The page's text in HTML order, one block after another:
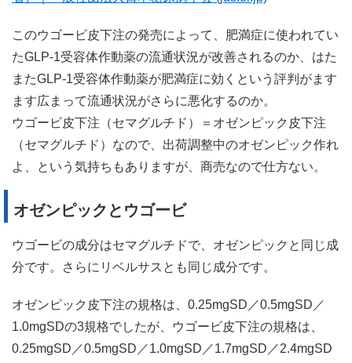
このウゴービ皮下注の発売によって、肥満症に使われてい
たGLP-1受容体作動薬の流通状況が改善されるのか、はた
またGLP-1受容体作動薬が肥満症に効くという評判がます
ます広まって流通状況がさらに悪化するのか。
ウゴービ皮下注（セマグルチド）＝オゼンピック皮下注
（セマグルチド）なので、出荷調整中のオゼンピック作れ
よ、という気持ちもありますが、商売なので仕方ない。
オゼンピックとウゴービ
ウゴービの成分はセマグルチドで、オゼンピックと同じ成
分です。さらにリベルサスとも同じ成分です。
オゼンピック皮下注の規格は、0.25mgSD／0.5mgSD／
1.0mgSDの3規格でしたが、ウゴービ皮下注の規格は、
0.25mgSD／0.5mgSD／1.0mgSD／1.7mgSD／2.4mgSD